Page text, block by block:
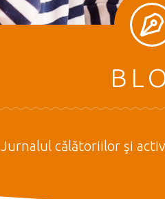
Jurnalul călătoriilor şi